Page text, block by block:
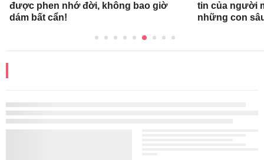
được phen nhớ đời, không bao giờ
dám bất cẩn!
tin của người
những con